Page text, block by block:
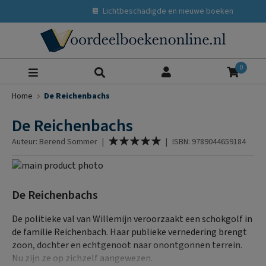
Lichtbeschadigde en nieuwe boeken
0
Home De Reichenbachs
De Reichenbachs
Auteur: Berend Sommer | Waardering:
% of
| ISBN: 9789044659184
Ga
het
van
de
afbeeldingen-
gallerij
naar
begin
van
de
afbeeldingen-
De Reichenbachs
De politieke val van Willemijn veroorzaakt een schokgolf in
de familie Reichenbach. Haar publieke vernedering brengt
zoon, dochter en echtgenoot naar onontgonnen terrein.
Nu zijn ze op zichzelf aangewezen.